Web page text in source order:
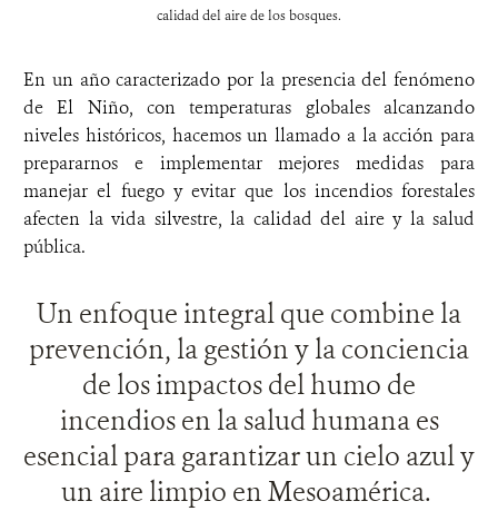
calidad del aire de los bosques.
En un año caracterizado por la presencia del fenómeno
de El Niño, con temperaturas globales alcanzando
niveles históricos, hacemos un llamado a la acción para
prepararnos e implementar mejores medidas para
manejar el fuego y evitar que los incendios forestales
afecten la vida silvestre, la calidad del aire y la salud
pública.
Un enfoque integral que combine la
prevención, la gestión y la conciencia
de los impactos del humo de
incendios en la salud humana es
esencial para garantizar un cielo azul y
un aire limpio en Mesoamérica.